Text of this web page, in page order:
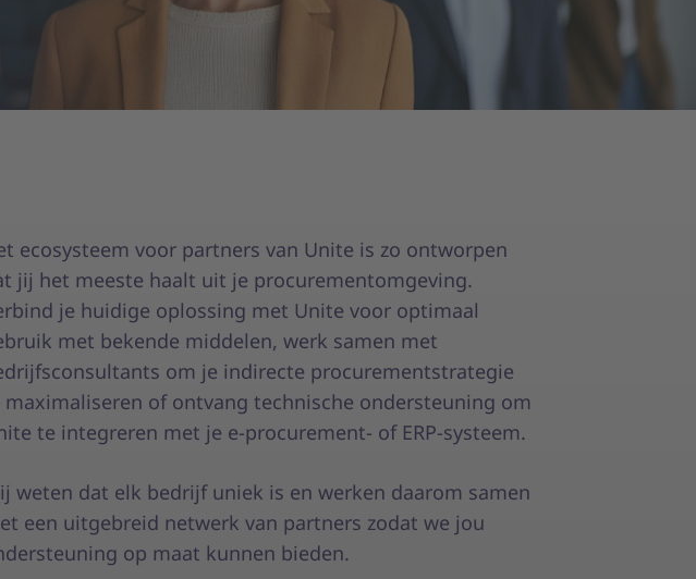
ecosysteem voor partners van Unite is zo ontworpen
jij het meeste haalt uit je procurementomgeving.
je huidige oplossing met Unite voor optimaal
met bekende middelen, werk samen met
om je indirecte procurementstrategie
maximaliseren of ontvang technische ondersteuning om
te integreren met je e-procurement- of ERP-systeem.
weten dat elk bedrijf uniek is en werken daarom samen
een uitgebreid netwerk van partners zodat we jou
op maat kunnen bieden.